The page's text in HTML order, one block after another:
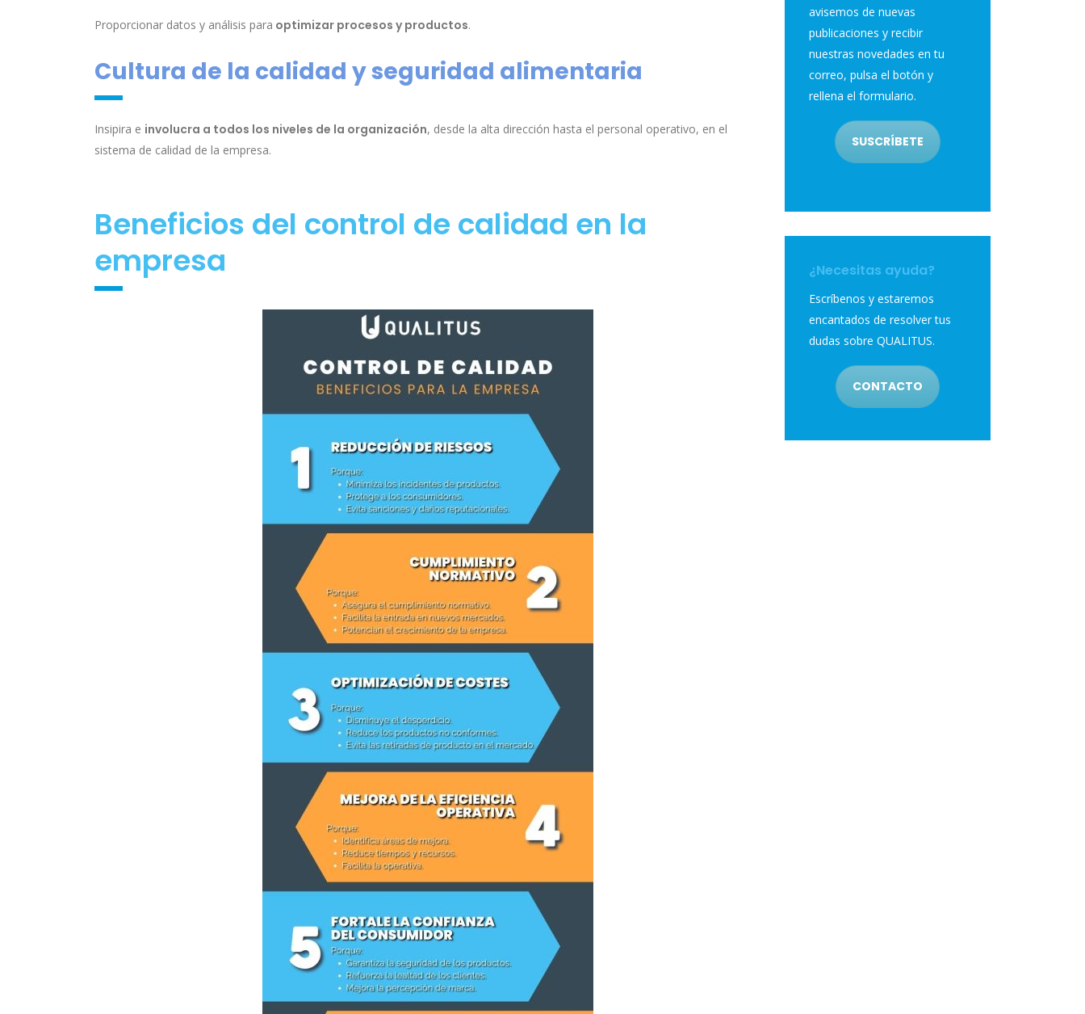
Proporcionar datos y análisis para optimizar procesos y productos.
Cultura de la calidad y seguridad alimentaria
Insipira e involucra a todos los niveles de la organización, desde la alta dirección hasta el personal operativo, en el
sistema de calidad de la empresa.
Beneficios del control de calidad en la
empresa
avisemos de nuevas
publicaciones y recibir
nuestras novedades en tu
correo, pulsa el botón y
rellena el formulario.
SUSCRÍBETE
¿Necesitas ayuda?
Escríbenos y estaremos
encantados de resolver tus
dudas sobre QUALITUS.
CONTACTO